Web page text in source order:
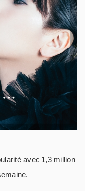
avec 1,3 million